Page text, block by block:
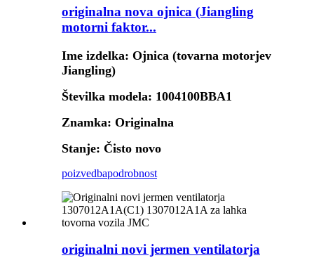
originalna nova ojnica (Jiangling
motorni faktor...
Ime izdelka: Ojnica (tovarna motorjev
Jiangling)
Številka modela: 1004100BBA1
Znamka: Originalna
Stanje: Čisto novo
poizvedbapodrobnost
originalni novi jermen ventilatorja